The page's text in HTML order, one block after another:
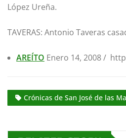
López Ureña.
TAVERAS: Antonio Taveras
AREÍTO Enero 14, 2008 /
Crónicas de San José de las